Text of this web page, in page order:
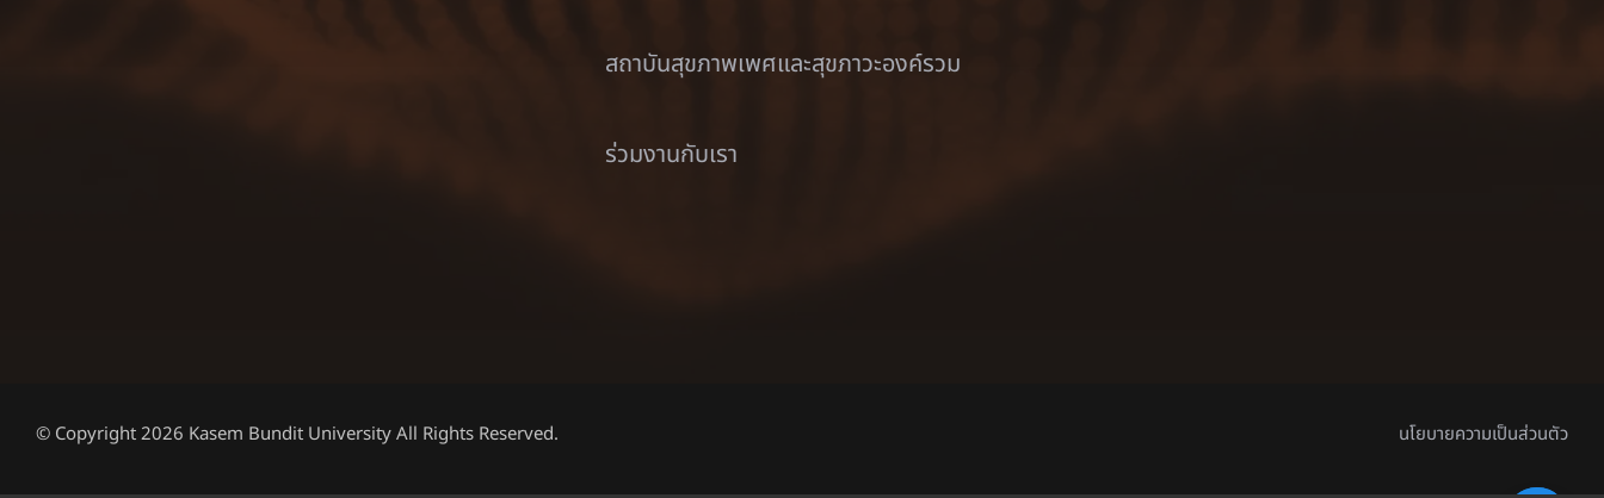
สถาบันสุขภาพเพศและสุขภาวะองค์รวม
ร่วมงานกับเรา
© Copyright 2026 Kasem Bundit University All Rights Reserved. นโยบายความเป็นส่วนตัว